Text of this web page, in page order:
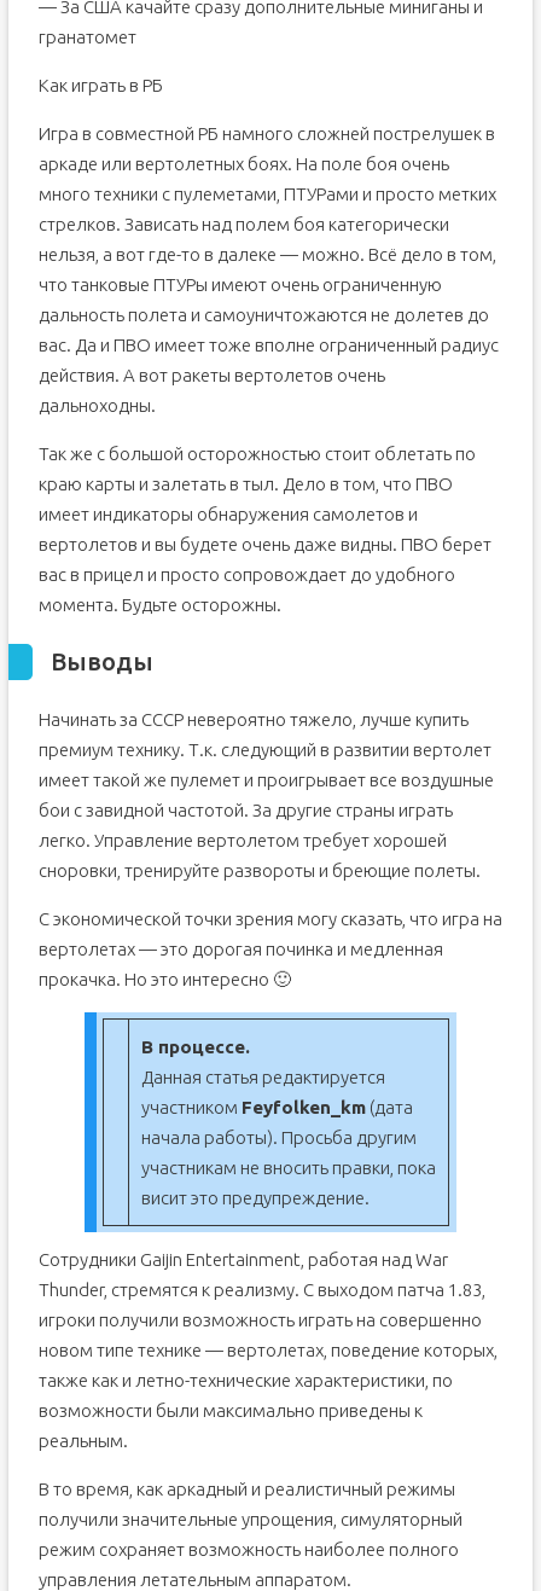
— За США качайте сразу дополнительные миниганы и
гранатомет
Как играть в РБ
Игра в совместной РБ намного сложней пострелушек в
аркаде или вертолетных боях. На поле боя очень
много техники с пулеметами, ПТУРами и просто метких
стрелков. Зависать над полем боя категорически
нельзя, а вот где-то в далеке — можно. Всё дело в том,
что танковые ПТУРы имеют очень ограниченную
дальность полета и самоуничтожаются не долетев до
вас. Да и ПВО имеет тоже вполне ограниченный радиус
действия. А вот ракеты вертолетов очень
дальноходны.
Так же с большой осторожностью стоит облетать по
краю карты и залетать в тыл. Дело в том, что ПВО
имеет индикаторы обнаружения самолетов и
вертолетов и вы будете очень даже видны. ПВО берет
вас в прицел и просто сопровождает до удобного
момента. Будьте осторожны.
Выводы
Начинать за СССР невероятно тяжело, лучше купить
премиум технику. Т.к. следующий в развитии вертолет
имеет такой же пулемет и проигрывает все воздушные
бои с завидной частотой. За другие страны играть
легко. Управление вертолетом требует хорошей
сноровки, тренируйте развороты и бреющие полеты.
С экономической точки зрения могу сказать, что игра на
вертолетах — это дорогая починка и медленная
прокачка. Но это интересно 🙂
В процессе.
Данная статья редактируется
участником Feyfolken_km (дата
начала работы). Просьба другим
участникам не вносить правки, пока
висит это предупреждение.
Сотрудники Gaijin Entertainment, работая над War
Thunder, стремятся к реализму. С выходом патча 1.83,
игроки получили возможность играть на совершенно
новом типе технике — вертолетах, поведение которых,
также как и летно-технические характеристики, по
возможности были максимально приведены к
реальным.
В то время, как аркадный и реалистичный режимы
получили значительные упрощения, симуляторный
режим сохраняет возможность наиболее полного
управления летательным аппаратом.